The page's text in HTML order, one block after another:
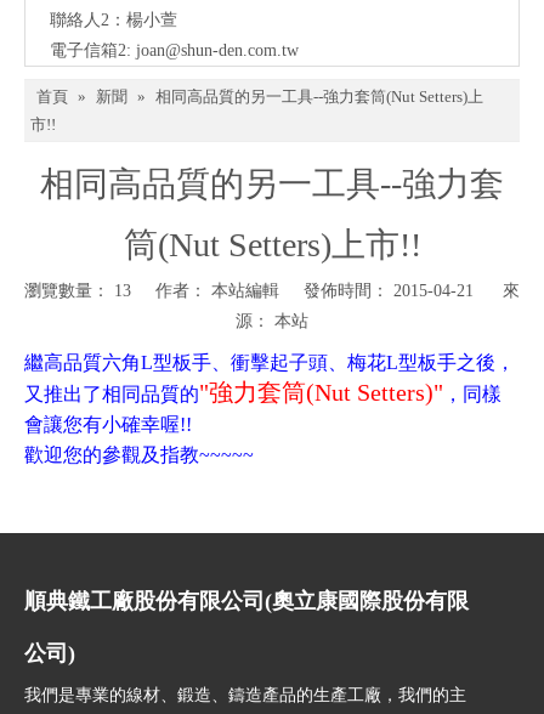
聯絡人2：楊小萱
電子信箱2: joan@shun-den.com.tw
首頁 » 新聞 » 相同高品質的另一工具--強力套筒(Nut Setters)上
市!!
相同高品質的另一工具--強力套
筒(Nut Setters)上市!!
瀏覽數量： 13 作者： 本站編輯 發佈時間： 2015-04-21 來
源： 本站
繼高品質六角L型板手、衝擊起子頭、梅花L型板手之後，
又推出了相同品質的"強力套筒(Nut Setters)" ，同樣
會讓您有小確幸喔!!
歡迎您的參觀及指教~~~~~
順典鐵工廠股份有限公司(奧立康國際股份有限
公司)
我們是專業的線材、鍛造、鑄造產品的生產工廠，我們的主